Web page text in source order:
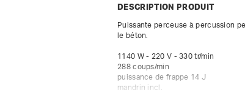
DESCRIPTION PRODUIT
Puissante perceuse à percussion
le béton.
1140 W - 220 V - 330 tr/min
288 coups/min
puissance de frappe 14 J
mandrin incl.